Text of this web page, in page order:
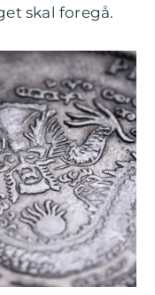
skal foregå.